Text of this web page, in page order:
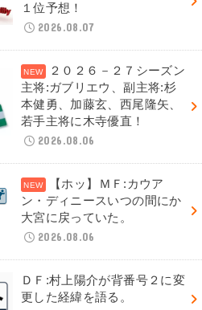
１位予想！
2026.08.07
２０２６－２７シーズン
主将:ガブリエウ、副主将:杉
本健勇、加藤玄、西尾隆矢、
若手主将に木寺優直！
2026.08.06
【ホッ】ＭＦ:カウア
ン・ディニースいつの間にか
大宮に戻っていた。
2026.08.06
ＤＦ:村上陽介が背番号２に変
更した経緯を語る。